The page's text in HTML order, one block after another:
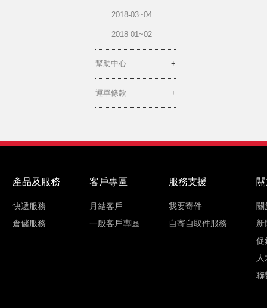
2018-03~04
2018-01~02
幫助中心
運單條款
產品及服務
快遞服務
倉儲服務
客戶專區
月結客戶
一般客戶專區
服務支援
我要寄件
自寄自取件服務
關
新
促
聯